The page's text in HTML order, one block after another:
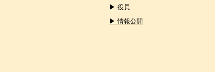
▶ 役員
▶ 情報公開